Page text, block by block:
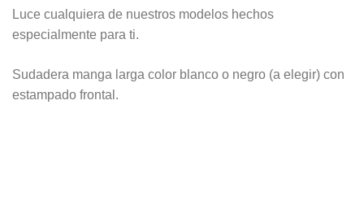
Luce cualquiera de nuestros modelos hechos
especialmente para ti.
Sudadera manga larga color blanco o negro (a elegir) con
estampado frontal.